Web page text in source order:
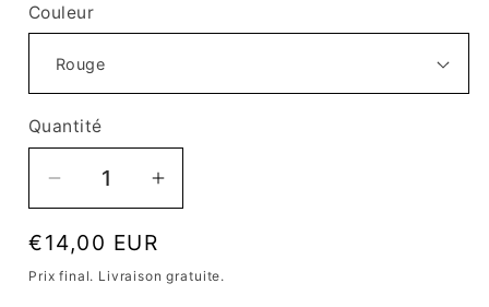
Couleur
Quantité
Quantité
Réduire
la
quantité
de
Augmenter
la
quantité
de
Prix
habituel
€14,00 EUR
Prix ​​final. Livraison gratuite.